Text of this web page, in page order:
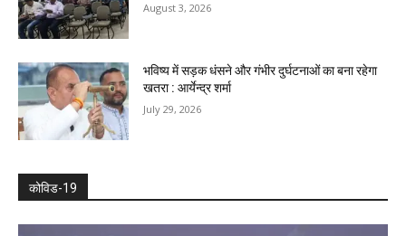
August 3, 2026
भविष्य में सड़क धंसने और गंभीर दुर्घटनाओं का बना रहेगा
खतरा : आर्येन्द्र शर्मा
July 29, 2026
कोविड-19